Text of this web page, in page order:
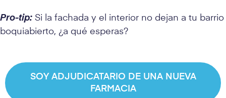
Pro-tip: Si la fachada y el interior no dejan a tu barrio
boquiabierto, ¿a qué esperas?
SOY ADJUDICATARIO DE UNA NUEVA
FARMACIA